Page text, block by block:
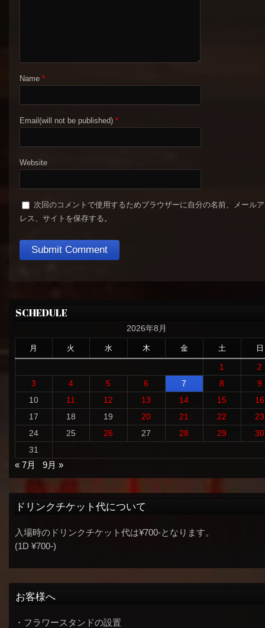
Name *
Email(will not be published) *
Website
次回のコメントで使用するためブラウザーに自分の名前、メール
レス、サイトを保存する。
SCHEDULE
2026年8月
月 火 水 木 金 土 日
1
2
3
4 5 6 7 8
9
10
11 12 13 14 15
16
17
18 19 20 21 22
23
24
25 26 27 28 29
30
31
« 7月
9月 »
ドリンクチケット代について
入場時のドリンクチケット代は¥700-となります。
(1D ¥700-)
お客様へ
・フラワースタンドの設置